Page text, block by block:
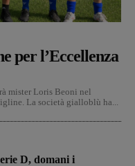
per l’Eccellenza
mister Loris Beoni nel
La società gialloblù ha...
D, domani i